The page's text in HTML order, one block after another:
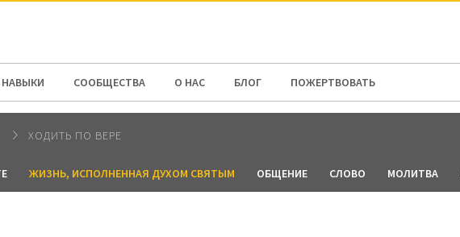
СООБЩЕСТВА О НАС БЛОГ ПОЖЕРТВОВАТЬ
ХОДИТЬ ПО ВЕРЕ
ЖИЗНЬ, ИСПОЛНЕННАЯ ДУХОМ СВЯТЫМ ОБЩЕНИЕ СЛОВО МОЛИТВА